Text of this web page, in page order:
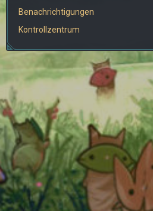
Benachrichtigungen
Kontrollzentrum